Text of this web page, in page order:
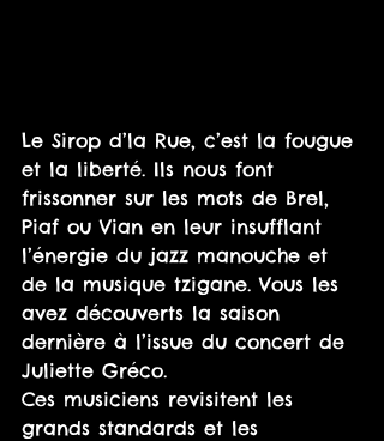
Le Sirop d’la Rue, c’est la fougue
et la liberté. Ils nous font
frissonner sur les mots de Brel,
Piaf ou Vian en leur insufflant
l’énergie du jazz manouche et
de la musique tzigane. Vous les
avez découverts la saison
dernière à l’issue du concert de
Juliette Gréco.
Ces musiciens revisitent les
grands standards et les